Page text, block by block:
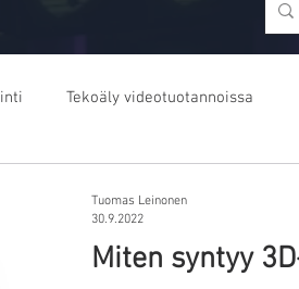
Tekoäly videotuotannoissa
Miten syntyy
Tuomas Leinonen
30.9.2022